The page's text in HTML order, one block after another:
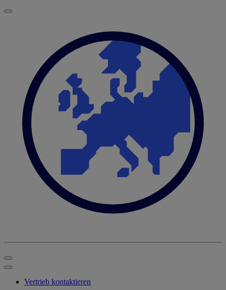
Vertrieb kontaktieren